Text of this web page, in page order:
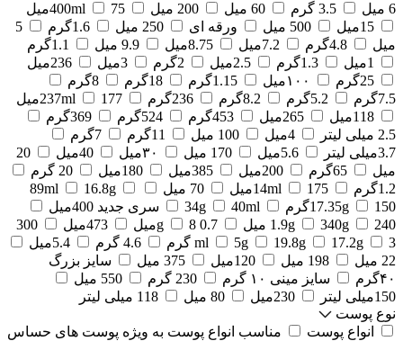
6 میل
3.5 گرم 60 میل 200 میل 400ml
75میل
15میل
500 میل ورقه ای 250 میل 1.6گرم
5
میل
4.8گرم 7.2میل 8.75میل 9.9 میل
1.1گرم
1میل
1.3گرم 2.5میل 2گرم 3میل
236میل
25گرم
۱۰۰میل 1.15گرم 18گرم
8گرم
7.5گرم
5.2گرم 8.2گرم 236گرم 237ml
177میل
118میل
265میل 453گرم 524گرم
369گرم
2.5 میلی لیتر
4میل 100 میل 11گرم
7گرم
3.7میلی لیتر
5.6میل 170 میل ۳۰میل 40میل
20
میل
65گرم 200میل 385میل 180میل
20 گرم
1.2گرم
14ml 175میل 70 میل 89ml
16.8g
17.35g
150گرم 34g 40ml
سری جدید 400میل
1.9g
340g 240 میل 0.7 g 8میل 473میل
300
ml
5g 19.8g 17.2g 3 گرم 4.6 گرم
5.4میل
22 میل
198 میل 120میل 375 میل
سایز بزرگ
۴۰گرم
سایز مینی ۱۰ گرم 230 گرم
550 میل
150میلی لیتر
230میل 80 میل
118 میلی لیتر
نوع پوست
انواع پوست
مناسب انواع پوست به ویژه پوست های حساس